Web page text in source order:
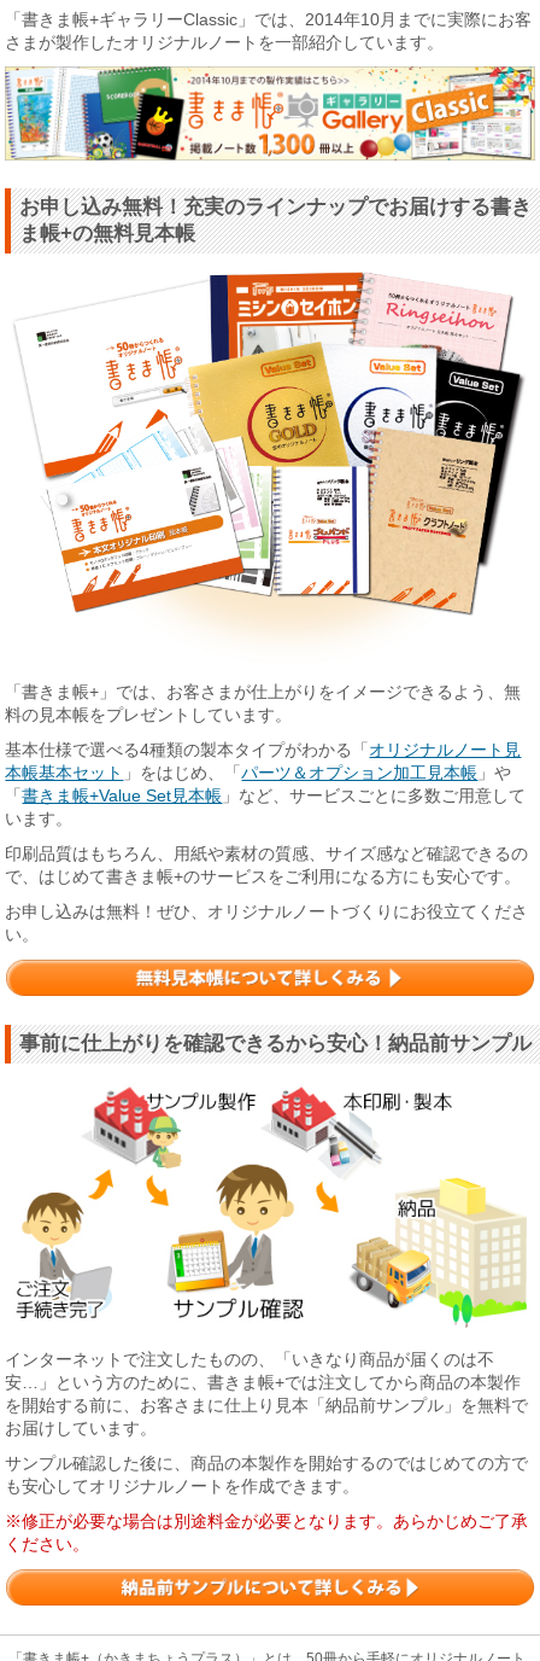
「書きま帳+ギャラリーClassic」では、2014年10月までに実際にお客
さまが製作したオリジナルノートを一部紹介しています。
お申し込み無料！充実のラインナップでお届けする書き
ま帳+の無料見本帳
「書きま帳+」では、お客さまが仕上がりをイメージできるよう、無
料の見本帳をプレゼントしています。
基本仕様で選べる4種類の製本タイプがわかる「 オリジナルノート見
本帳基本セット 」をはじめ、「パーツ＆オプション加工見本帳 」や
「書きま帳+Value Set見本帳 」など、サービスごとに多数ご用意して
います。
印刷品質はもちろん、用紙や素材の質感、サイズ感など確認できるの
で、はじめて書きま帳+のサービスをご利用になる方にも安心です。
お申し込みは無料！ぜひ、オリジナルノートづくりにお役立てくださ
い。
事前に仕上がりを確認できるから安心！納品前サンプル
インターネットで注文したものの、「いきなり商品が届くのは不
安…」という方のために、書きま帳+では注文してから商品の本製作
を開始する前に、お客さまに仕上り見本「納品前サンプル」を無料で
お届けしています。
サンプル確認した後に、商品の本製作を開始するのではじめての方で
も安心してオリジナルノートを作成できます。
※修正が必要な場合は別途料金が必要となります。あらかじめご了承
ください。